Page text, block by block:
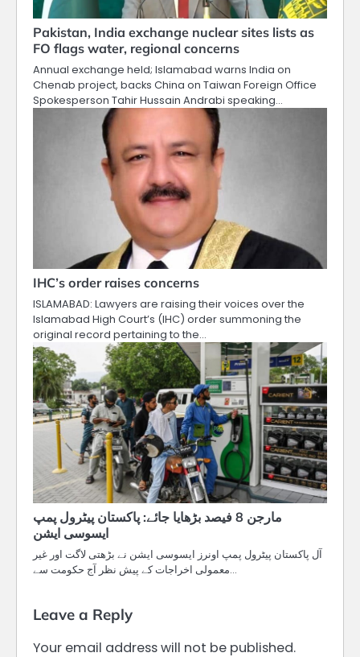
Pakistan, India exchange nuclear sites lists as
FO flags water, regional concerns
Annual exchange held; Islamabad warns India on
Chenab project, backs China on Taiwan Foreign Office
Spokesperson Tahir Hussain Andrabi speaking…
IHC’s order raises concerns
ISLAMABAD: Lawyers are raising their voices over the
Islamabad High Court’s (IHC) order summoning the
original record pertaining to the…
مارجن 8 فیصد بڑھایا جائے: پاکستان پیٹرول پمپ
ایسوسی ایشن
آل پاکستان پیٹرول پمپ اونرز ایسوسی ایشن نے بڑھتی لاگت اور غیر
معمولی اخراجات کے پیش نظر آج حکومت سے…
Leave a Reply
Your email address will not be published.